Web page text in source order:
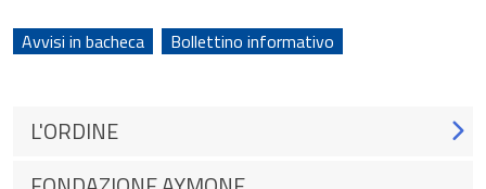
Avvisi in bacheca
Bollettino informativo
L'ORDINE